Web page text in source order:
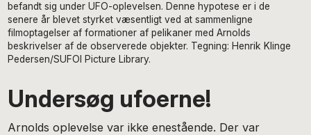
befandt sig under UFO-oplevelsen. Denne hypotese er i de
senere år blevet styrket væsentligt ved at sammenligne
filmoptagelser af formationer af pelikaner med Arnolds
beskrivelser af de observerede objekter. Tegning: Henrik Klinge
Pedersen/SUFOI Picture Library.
Undersøg ufoerne!
Arnolds oplevelse var ikke enestående. Der var